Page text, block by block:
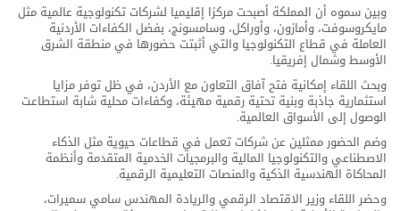
وبين سموه أن المملكة أصبحت مركزا إقليميا لشركات تكنولوجية عالمية مثل
مايكروسوفت، وأمازون، وأوراكل، وسامسونج، بفضل الكفاءات الأردنية
العاملة في قطاع التكنولوجيا والتي أثبتت حضورها في منطقة الشرق
الأوسط وشمال إفريقيا.
وبحث اللقاء إمكانية فتح آفاق التعاون مع الأردن، في ظل توفر مزايا
استثمارية جاذبة وبنية تحتية رقمية مهيئة، وكفاءات محلية شابة استطاعت
الوصول إلى الأسواق العالمية.
وضم الحضور ممثلين عن شركات تعمل في قطاعات حيوية مثل الذكاء
الاصطناعي والتكنولوجيا المالية والبرمجيات الخدمية المتقدمة وأنظمة
المحاكاة الهندسية الذكية والمنصات التعليمية الرقمية.
وحضر اللقاء وزير الاقتصاد الرقمي والريادة المهندس سامي سميرات،